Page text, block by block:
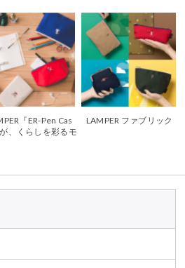
『ER-Pen Cas
、くらしを彩るモ
LAMPER ファブリック